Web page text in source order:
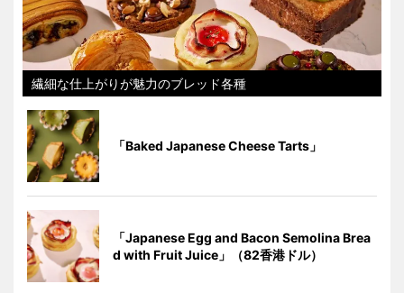
繊細な仕上がりが魅力のブレッド各種
「Baked Japanese Cheese Tarts」
「Japanese Egg and Bacon Semolina Brea
d with Fruit Juice」（82香港ドル）